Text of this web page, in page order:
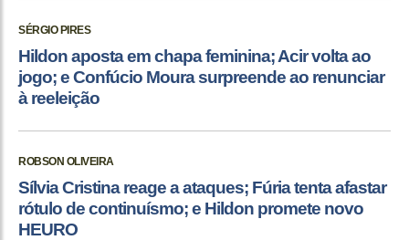
SÉRGIO PIRES
Hildon aposta em chapa feminina; Acir volta ao
jogo; e Confúcio Moura surpreende ao renunciar
à reeleição
ROBSON OLIVEIRA
Sílvia Cristina reage a ataques; Fúria tenta afastar
rótulo de continuísmo; e Hildon promete novo
HEURO